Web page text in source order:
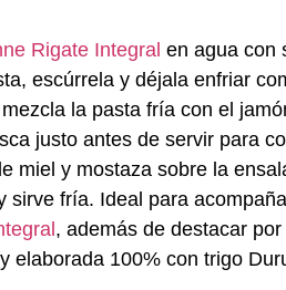
Rigate Integral en agua con
escúrrela y déjala enfriar
la pasta fría con el
justo antes de servir para
miel y mostaza sobre la
sirve fría. Ideal para
, además de destacar
elaborada 100% con trigo